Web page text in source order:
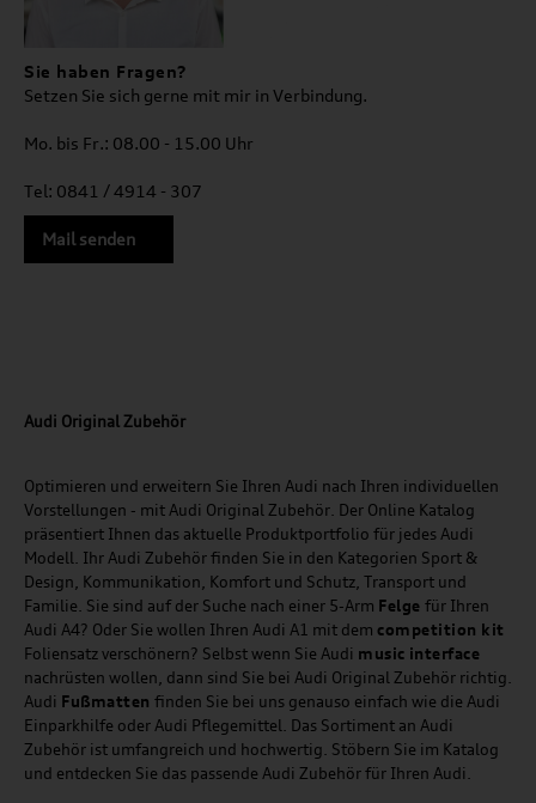
Sie haben Fragen?
Setzen Sie sich gerne mit mir in Verbindung.
Mo. bis Fr.: 08.00 - 15.00 Uhr
Tel: 0841 / 4914 - 307
Mail senden
Audi Original Zubehör
Optimieren und erweitern Sie Ihren Audi nach Ihren individuellen
Vorstellungen - mit Audi Original Zubehör. Der Online Katalog
präsentiert Ihnen das aktuelle Produktportfolio für jedes Audi
Modell. Ihr Audi Zubehör finden Sie in den Kategorien Sport &
Design, Kommunikation, Komfort und Schutz, Transport und
Familie. Sie sind auf der Suche nach einer 5-Arm Felge für Ihren
Audi A4? Oder Sie wollen Ihren Audi A1 mit dem competition kit
Foliensatz verschönern? Selbst wenn Sie Audi music interface
nachrüsten wollen, dann sind Sie bei Audi Original Zubehör richtig.
Audi Fußmatten finden Sie bei uns genauso einfach wie die Audi
Einparkhilfe oder Audi Pflegemittel. Das Sortiment an Audi
Zubehör ist umfangreich und hochwertig. Stöbern Sie im Katalog
und entdecken Sie das passende Audi Zubehör für Ihren Audi.